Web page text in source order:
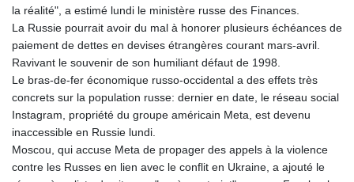
la réalité", a estimé lundi le ministère russe des Finances.
La Russie pourrait avoir du mal à honorer plusieurs échéances de
paiement de dettes en devises étrangères courant mars-avril.
Ravivant le souvenir de son humiliant défaut de 1998.
Le bras-de-fer économique russo-occidental a des effets très
concrets sur la population russe: dernier en date, le réseau social
Instagram, propriété du groupe américain Meta, est devenu
inaccessible en Russie lundi.
Moscou, qui accuse Meta de propager des appels à la violence
contre les Russes en lien avec le conflit en Ukraine, a ajouté le